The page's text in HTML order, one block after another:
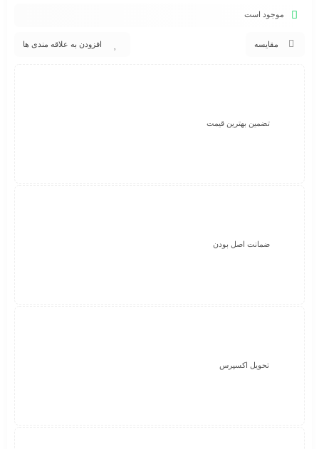
موجود است
مقایسه افزودن به علاقه مندی ها
تضمین بهترین قیمت
ضمانت اصل بودن
تحویل اکسپرس